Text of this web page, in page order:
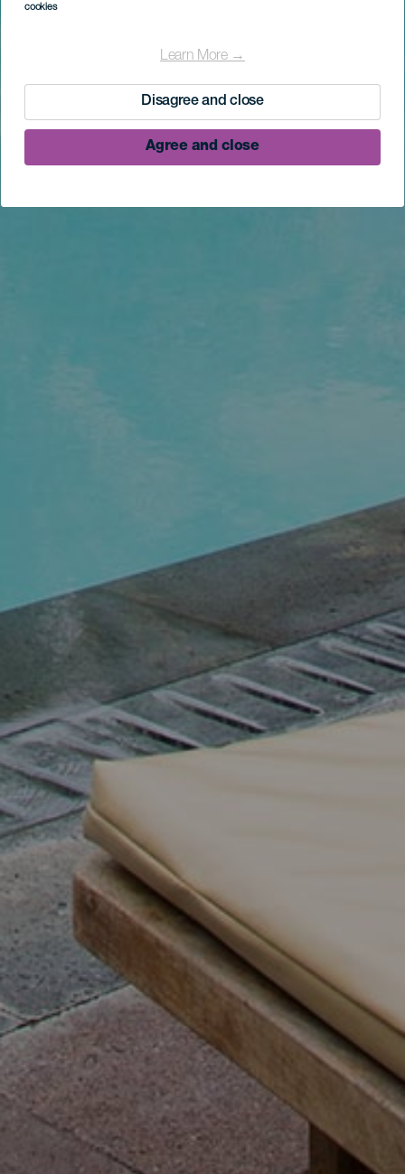
cookies
Learn More →
Disagree and close
Agree and close